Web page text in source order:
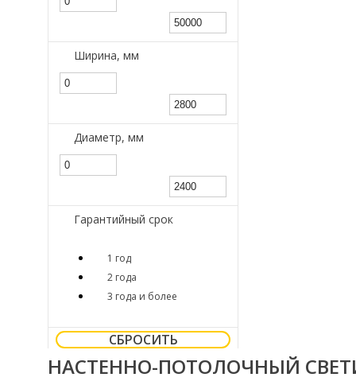
Ширина, мм
Диаметр, мм
Гарантийный срок
1 год
2 года
3 года и более
СБРОСИТЬ
НАСТЕННО-ПОТОЛОЧНЫЙ